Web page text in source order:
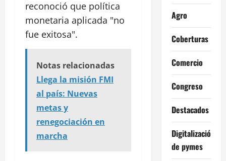
reconoció que política
monetaria aplicada "no
fue exitosa".
Notas relacionadas
Llega la misión FMI
al país: Nuevas
metas y
renegociación en
marcha
Agro
Coberturas
Comercio
Congreso
Destacados
Digitalización
de pymes